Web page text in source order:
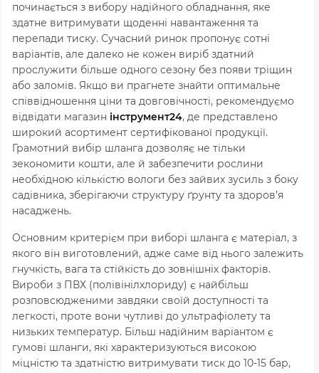
починається з вибору надійного обладнання, яке
здатне витримувати щоденні навантаження та
перепади тиску. Сучасний ринок пропонує сотні
варіантів, але далеко не кожен виріб здатний
прослужити більше одного сезону без появи тріщин
або заломів. Якщо ви прагнете знайти оптимальне
співвідношення ціни та довговічності, рекомендуємо
відвідати магазин інструмент24, де представлено
широкий асортимент сертифікованої продукції.
Грамотний вибір шланга дозволяє не тільки
зекономити кошти, але й забезпечити рослини
необхідною кількістю вологи без зайвих зусиль з боку
садівника, зберігаючи структуру ґрунту та здоров’я
насаджень.
Основним критерієм при виборі шланга є матеріал, з
якого він виготовлений, адже саме від нього залежить
гнучкість, вага та стійкість до зовнішніх факторів.
Вироби з ПВХ (полівінілхлориду) є найбільш
розповсюдженими завдяки своїй доступності та
легкості, проте вони чутливі до ультрафіолету та
низьких температур. Більш надійним варіантом є
гумові шланги, які характеризуються високою
міцністю та здатністю витримувати тиск до 10-15 бар,